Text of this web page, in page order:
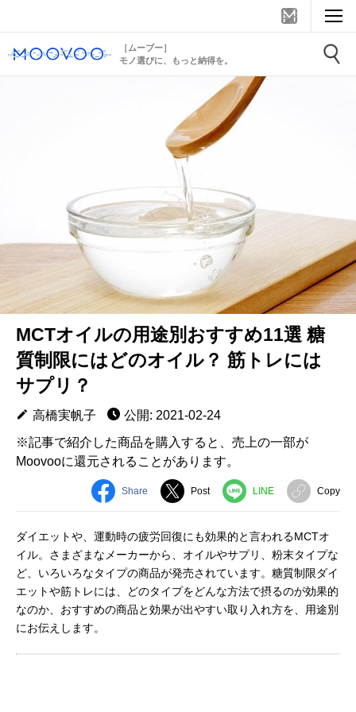
［ムーブー］
モノ選びに、もっと納得を。
MCTオイルの用途別おすすめ11選 糖
質制限にはどのオイル？ 筋トレには
サプリ？
高橋実帆子
公開: 2021-02-24
※記事で紹介した商品を購入すると、売上の一部が
Moovooに還元されることがあります。
Share Post LINE Copy
ダイエットや、運動時の疲労回復にも効果的と言われるMCTオ
イル。さまざまなメーカーから、オイルやサプリ、粉末タイプな
ど、いろいろなタイプの商品が発売されています。糖質制限ダイ
エットや筋トレには、どのタイプをどんな方法で摂るのが効果的
なのか、おすすめの商品と効果が出やすい取り入れ方を、用途別
にお伝えします。